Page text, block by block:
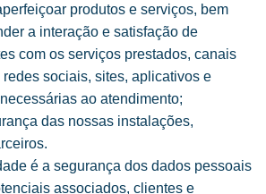
produtos e serviços, bem
a interação e satisfação de
com os serviços prestados, canais
sociais, sites, aplicativos e
ao atendimento;
das nossas instalações,
é a segurança dos dados pessoais
associados, clientes e